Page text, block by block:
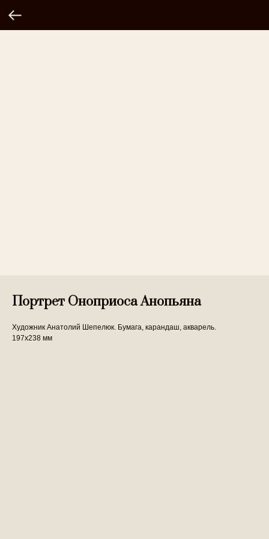
Портрет Оноприоса Анопьяна
Художник Анатолий Шепелюк. Бумага, карандаш, акварель.
197х238 мм